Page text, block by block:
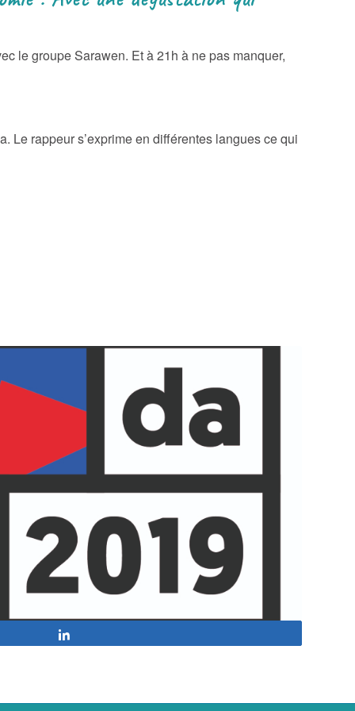
le groupe Sarawen. Et à 21h à ne pas manquer,
Le rappeur s’exprime en différentes langues ce qui